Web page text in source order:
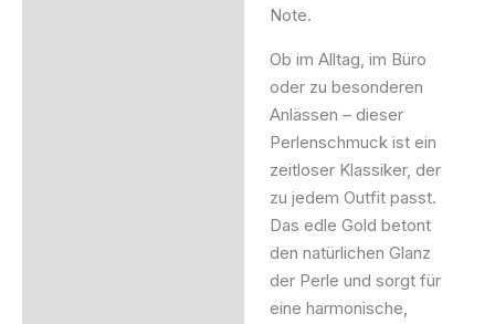
Note.
Ob im Alltag, im Büro
oder zu besonderen
Anlässen – dieser
Perlenschmuck ist ein
zeitloser Klassiker, der
zu jedem Outfit passt.
Das edle Gold betont
den natürlichen Glanz
der Perle und sorgt für
eine harmonische,